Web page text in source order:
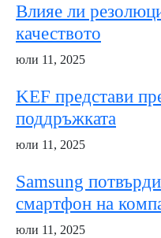
Влияе ли
качеството
юли 11, 2025
KEF представи
поддръжката
юли 11, 2025
Samsung
смартфон на
юли 11, 2025